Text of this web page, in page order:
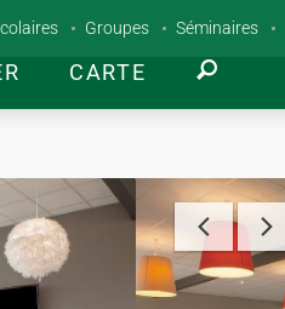
CARTE
Groupes Séminaires